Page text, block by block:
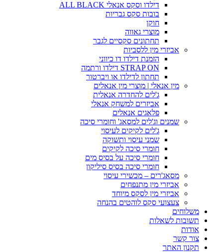
דילדו וסקס אנאלי ALL BLACK
בובות סקס גבריות
חוקן
מוצרי גאווה
תחתונים סקסיים לגבר
אביזרי מין ללסביות
הזמנת דילדו דו כיווני
STRAP ON דילדו ורתמה
תחתון לדילדו או ויברטור
מין אנאלי | מוצרי מין אנאלים
ג'לים להחדרה אנאלית
אביזרים למשחק אנאלי
פלאגים אנאלים
שמנים וג'לים למסאג' וחומרי סיכה
ג'לים לקיקים לעיסוי
שמני עיסוי ותשוקה
חומרי סיכה לקיקים
חומרי סיכה על בסיס מים
חומרי סיכה בסיס סיליקון
מסאג'רים – מכשירי עיסוי
אביזרי מין מתנפחים
אביזרי מין לסקס מיוחד
צעצועי סקס לוהטים בהנחה
משלוחים
תשובות לשאלות
אודות
צור קשר
תקנון האתר